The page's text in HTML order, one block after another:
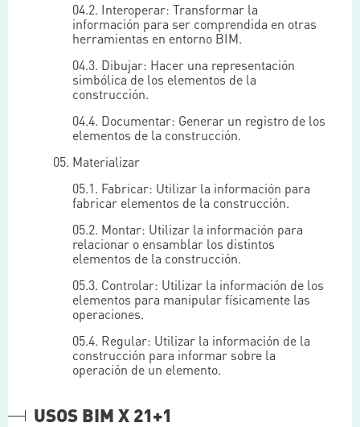
04.2. Interoperar: Transformar la
información para ser comprendida en otras
herramientas en entorno BIM.
04.3. Dibujar: Hacer una representación
simbólica de los elementos de la
construcción.
04.4. Documentar: Generar un registro de los
elementos de la construcción.
05. Materializar
05.1. Fabricar: Utilizar la información para
fabricar elementos de la construcción.
05.2. Montar: Utilizar la información para
relacionar o ensamblar los distintos
elementos de la construcción.
05.3. Controlar: Utilizar la información de los
elementos para manipular físicamente las
operaciones.
05.4. Regular: Utilizar la información de la
construcción para informar sobre la
operación de un elemento.
USOS BIM X 21+1